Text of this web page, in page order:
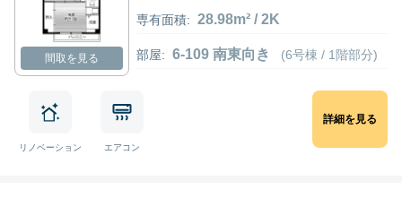
間取を見る
専有面積: 28.98m² / 2K
部屋: 6-109 南東向き (6号棟 / 1階部分)
リノベーション エアコン
詳細を見る